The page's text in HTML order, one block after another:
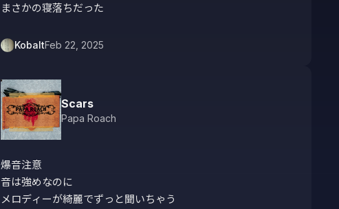
まさかの寝落ちだった
KobaltFeb 22, 2025
Scars
Papa Roach
爆音注意
音は強めなのに
メロディーが綺麗でずっと聞いちゃう